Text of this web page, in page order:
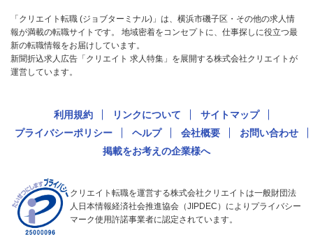
「クリエイト転職 (ジョブターミナル)」は、横浜市磯子区・その他の求人情
報が満載の転職サイトです。 地域密着をコンセプトに、仕事探しに役立つ最
新の転職情報をお届けしています。
新聞折込求人広告「クリエイト 求人特集」を展開する株式会社クリエイトが
運営しています。
利用規約 リンクについて
サイトマップ
プライバシーポリシー
ヘルプ 会社概要
お問い合わせ
掲載をお考えの企業様へ
クリエイト転職を運営する株式会社クリエイトは一般財団法
人日本情報経済社会推進協会（JIPDEC）によりプライバシー
マーク使用許諾事業者に認定されています。